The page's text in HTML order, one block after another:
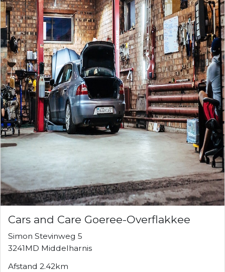
Cars and Care Goeree-Overflakkee
Simon Stevinweg 5
3241MD Middelharnis
Afstand 2.42km